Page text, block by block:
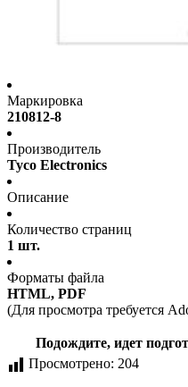
Маркировка
210812-8
Производитель
Tyco Electronics
Описание
Количество страниц
1 шт.
Форматы файла
HTML, PDF
(Для просмотра требуется
Подождите, идет
Просмотрено: 204